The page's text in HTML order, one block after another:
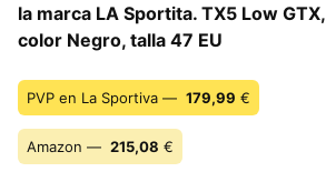
la marca LA Sportita. TX5 Low GTX,
color Negro, talla 47 EU
PVP en La Sportiva — 179,99 €
Amazon — 215,08 €